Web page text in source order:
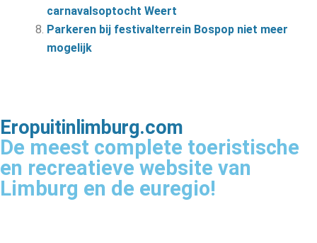
carnavalsoptocht Weert
Parkeren bij festivalterrein Bospop niet meer
mogelijk
Eropuitinlimburg.com
De meest complete toeristische
en recreatieve website van
Limburg en de euregio!